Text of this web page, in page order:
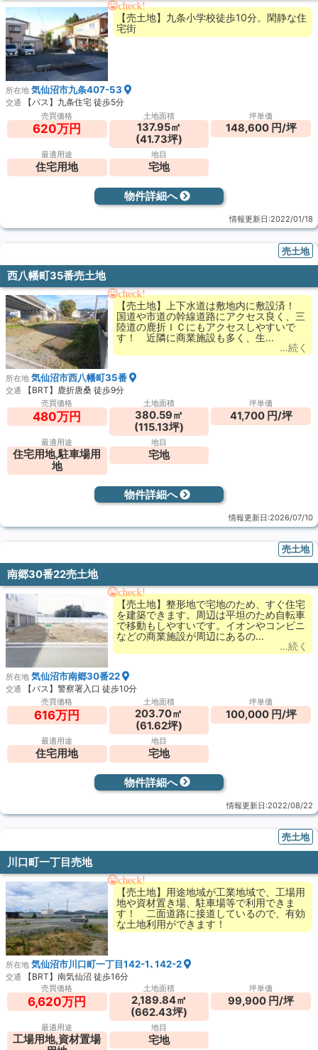
check!
【売土地】九条小学校徒歩10分。閑静な住
宅街
所在地 気仙沼市九条407-53
交通 【バス】九条住宅 徒歩5分
売買価格
620万円
土地面積
137.95㎡
(41.73坪)
坪単価
148,600 円/坪
最適用途
住宅用地
地目
宅地
物件詳細へ
情報更新日:2022/01/18
売土地
西八幡町35番売土地
check!
【売土地】上下水道は敷地内に敷設済！
国道や市道の幹線道路にアクセス良く、三
陸道の鹿折ＩＣにもアクセスしやすいで
す！ 近隣に商業施設も多く、生...
…続く
所在地 気仙沼市西八幡町35番
交通 【BRT】鹿折唐桑 徒歩9分
売買価格
480万円
土地面積
380.59㎡
(115.13坪)
坪単価
41,700 円/坪
最適用途
住宅用地,駐車場用
地
地目
宅地
物件詳細へ
情報更新日:2026/07/10
売土地
南郷30番22売土地
check!
【売土地】整形地で宅地のため、すぐ住宅
を建築できます。周辺は平坦のため自転車
で移動もしやすいです。イオンやコンビニ
などの商業施設が周辺にあるの...
…続く
所在地 気仙沼市南郷30番22
交通 【バス】警察署入口 徒歩10分
売買価格
616万円
土地面積
203.70㎡
(61.62坪)
坪単価
100,000 円/坪
最適用途
住宅用地
地目
宅地
物件詳細へ
情報更新日:2022/08/22
売土地
川口町一丁目売地
check!
【売土地】用途地域が工業地域で、工場用
地や資材置き場、駐車場等で利用できま
す！ 二面道路に接道しているので、有効
な土地利用ができます！
所在地 気仙沼市川口町一丁目142-1､142-2
交通 【BRT】南気仙沼 徒歩16分
売買価格
6,620万円
土地面積
2,189.84㎡
(662.43坪)
坪単価
99,900 円/坪
最適用途
工場用地,資材置場
地目
宅地